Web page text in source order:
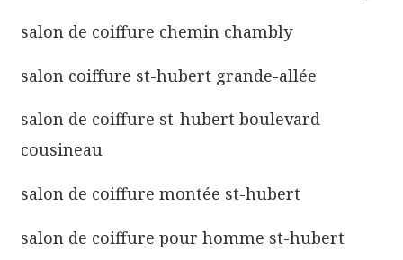
salon de coiffure chemin chambly
salon coiffure st-hubert grande-allée
salon de coiffure st-hubert boulevard
cousineau
salon de coiffure montée st-hubert
salon de coiffure pour homme st-hubert